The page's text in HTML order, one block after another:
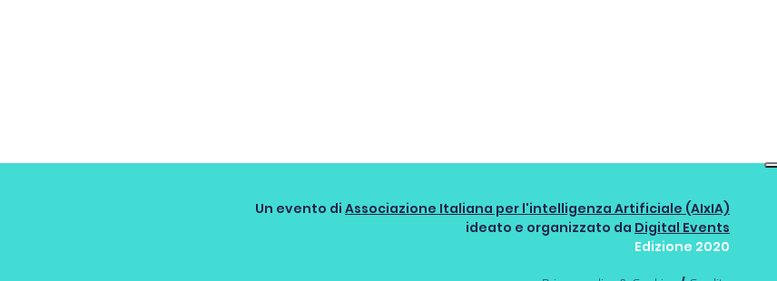
Un evento di Associazione Italiana per l'intelligenza Artificiale (AIxIA)
ideato e organizzato da Digital Events
Edizione 2020